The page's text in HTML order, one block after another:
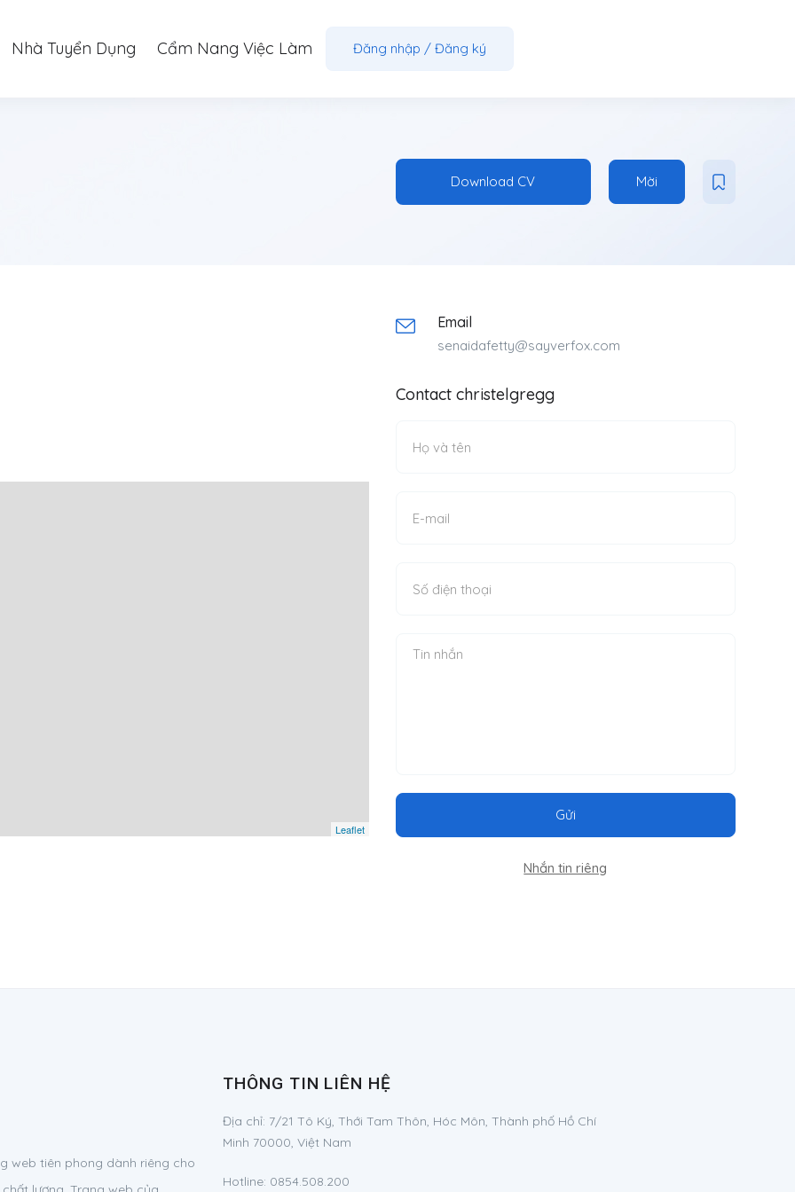
Nhà Tuyển Dụng Cẩm Nang Việc Làm Đăng nhập / Đăng ký
Download CV Mời
Leaflet
Email
senaidafetty@sayverfox.com
Contact christelgregg
Gửi
Nhắn tin riêng
web tiên phong dành riêng cho
THÔNG TIN LIÊN HỆ
Địa chỉ: 7/21 Tô Ký, Thới Tam Thôn, Hóc Môn, Thành phố Hồ Chí
Minh 70000, Việt Nam
Hotline: 0854.508.200